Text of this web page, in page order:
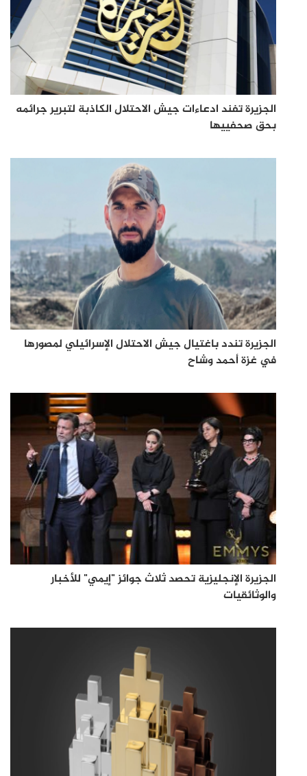
الجزيرة تفند ادعاءات جيش الاحتلال الكاذبة لتبرير جرائمه
بحق صحفييها
الجزيرة تندد باغتيال جيش الاحتلال الإسرائيلي لمصورها
في غزة أحمد وشاح
الجزيرة الإنجليزية تحصد ثلاث جوائز "إيمي" للأخبار
والوثائقيات